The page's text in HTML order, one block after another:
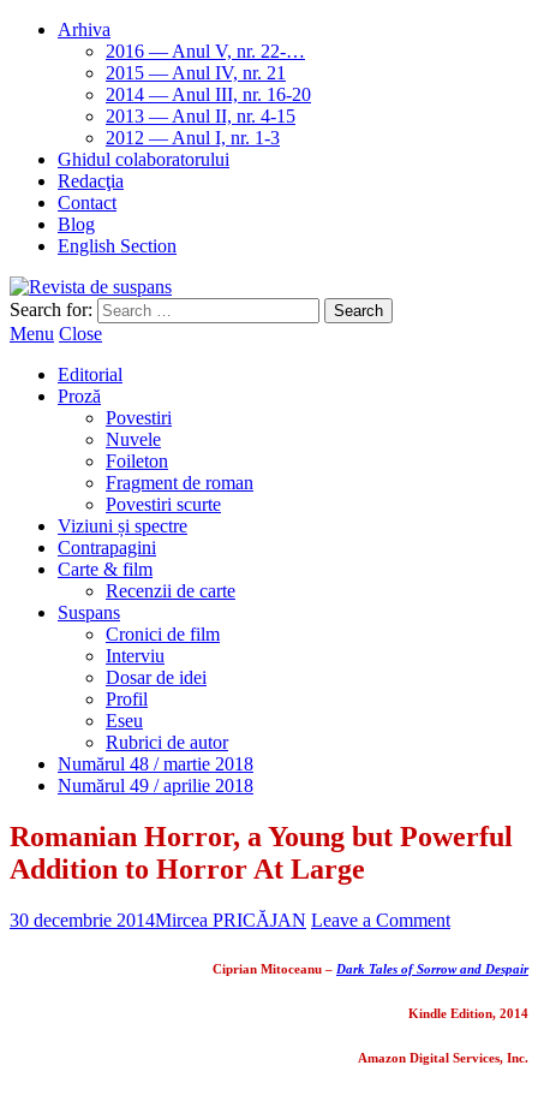
Arhiva
2016 — Anul V, nr. 22-…
2015 — Anul IV, nr. 21
2014 — Anul III, nr. 16-20
2013 — Anul II, nr. 4-15
2012 — Anul I, nr. 1-3
Ghidul colaboratorului
Redacţia
Contact
Blog
English Section
Search for:
Menu Close
Editorial
Proză
Povestiri
Nuvele
Foileton
Fragment de roman
Povestiri scurte
Viziuni și spectre
Contrapagini
Carte & film
Recenzii de carte
Suspans
Cronici de film
Interviu
Dosar de idei
Profil
Eseu
Rubrici de autor
Numărul 48 / martie 2018
Numărul 49 / aprilie 2018
Romanian Horror, a Young but Powerful
Addition to Horror At Large
30 decembrie 2014Mircea PRICĂJAN Leave a Comment
Ciprian Mitoceanu – Dark Tales of Sorrow and Despair
Kindle Edition, 2014
Amazon Digital Services, Inc.